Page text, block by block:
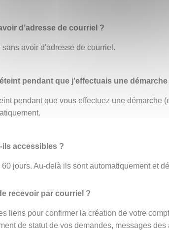
d’adresse de courriel ?
avoir d'adresse de courriel.
pendant que j'effectuais une démarche
pendant que vous effectuez une
accessibles ?
jours. Au-delà ils sont automatiquement et
recevoir par courriel ?
liens pour confirmer la création de votre
de statut de vos demandes, messages